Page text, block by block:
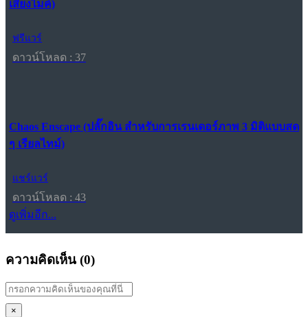
เสียงไมค์)
ฟรีแวร์
ดาวน์โหลด : 37
Chaos Enscape (ปลั๊กอิน สำหรับการเรนเดอร์ภาพ 3 มิติแบบสด
ๆ เรียลไทม์)
แชร์แวร์
ดาวน์โหลด : 43
ดูเพิ่มอีก...
ความคิดเห็น (0)
×